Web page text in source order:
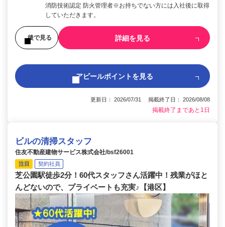
消防技術認定 防火管理者※お持ちでない方には入社後に取得
していただきます。
後で見る 詳細を見る
アピールポイントを見る
更新日： 2026/07/31 掲載終了日： 2026/08/08
掲載終了まであと1日
ビルの清掃スタッフ
住友不動産建物サービス株式会社/bsf26001
注目 契約社員
芝公園駅徒歩2分！60代スタッフさん活躍中！残業がほと
んどないので、プライベートも充実♪【港区】